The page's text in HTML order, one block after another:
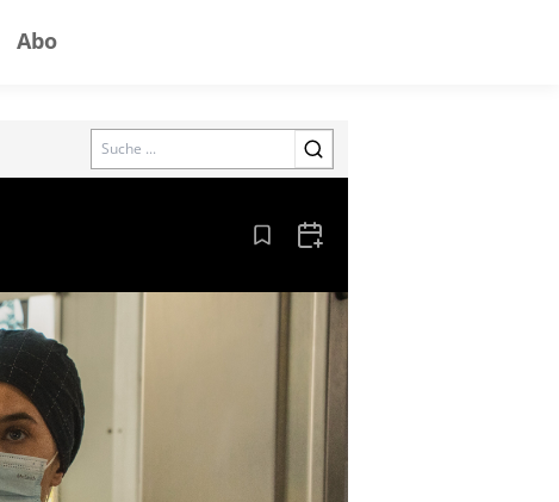
Abo
Search
Aus den Lesezeichen entfernen
Zum Kalender hinzufügen